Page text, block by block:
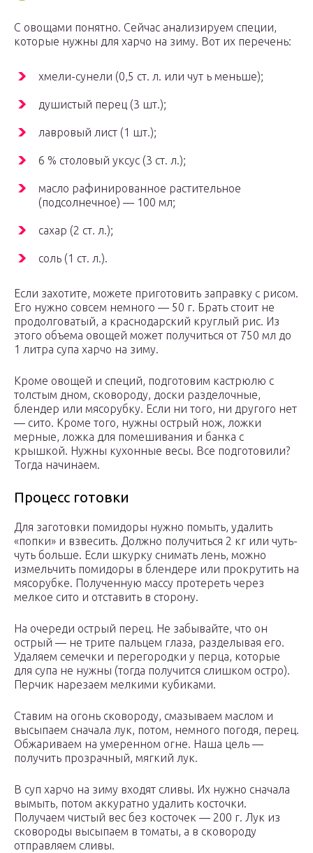
С овощами понятно. Сейчас анализируем специи,
которые нужны для харчо на зиму. Вот их перечень:
хмели-сунели (0,5 ст. л. или чут ь меньше);
душистый перец (3 шт.);
лавровый лист (1 шт.);
6 % столовый уксус (3 ст. л.);
масло рафинированное растительное
(подсолнечное) — 100 мл;
сахар (2 ст. л.);
соль (1 ст. л.).
Если захотите, можете приготовить заправку с рисом.
Его нужно совсем немного — 50 г. Брать стоит не
продолговатый, а краснодарский круглый рис. Из
этого объема овощей может получиться от 750 мл до
1 литра супа харчо на зиму.
Кроме овощей и специй, подготовим кастрюлю с
толстым дном, сковороду, доски разделочные,
блендер или мясорубку. Если ни того, ни другого нет
— сито. Кроме того, нужны острый нож, ложки
мерные, ложка для помешивания и банка с
крышкой. Нужны кухонные весы. Все подготовили?
Тогда начинаем.
Процесс готовки
Для заготовки помидоры нужно помыть, удалить
«попки» и взвесить. Должно получиться 2 кг или чуть-
чуть больше. Если шкурку снимать лень, можно
измельчить помидоры в блендере или прокрутить на
мясорубке. Полученную массу протереть через
мелкое сито и отставить в сторону.
На очереди острый перец. Не забывайте, что он
острый — не трите пальцем глаза, разделывая его.
Удаляем семечки и перегородки у перца, которые
для супа не нужны (тогда получится слишком остро).
Перчик нарезаем мелкими кубиками.
Ставим на огонь сковороду, смазываем маслом и
высыпаем сначала лук, потом, немного погодя, перец.
Обжариваем на умеренном огне. Наша цель —
получить прозрачный, мягкий лук.
В суп харчо на зиму входят сливы. Их нужно сначала
вымыть, потом аккуратно удалить косточки.
Получаем чистый вес без косточек — 200 г. Лук из
сковороды высыпаем в томаты, а в сковороду
отправляем сливы.